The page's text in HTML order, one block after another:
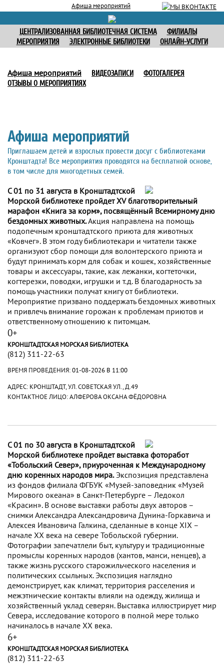
Афиша мероприятий
ЦЕНТРАЛИЗОВАННАЯ БИБЛИОТЕЧНАЯ СИСТЕМА
ФИЛИАЛЫ
МЕРОПРИЯТИЯ
ЭЛЕКТРОННЫЕ БИБЛИОТЕКИ ОНЛАЙН-УСЛУГИ
Афиша мероприятий ВИДЕОЗАПИСИ
ФОТОГАЛЕРЕЯ
ОТЗЫВЫ О МЕРОПРИЯТИЯХ
Афиша мероприятий
Приглашаем детей и взрослых провести досуг с библиотеками
Кронштадта! Все мероприятия проводятся на бесплатной основе,
в том числе для многодетных семей.
С 01 по 31 августа в Кронштадтской
Морской библиотеке пройдет XV благотворительный
марафон «Книга за корм», посвящённый Всемирному дню
бездомных животных.Акция направлена на помощь
подопечным кронштадтского приюта для животных
«Ковчег». В этом году библиотекари и читатели также
организуют сбор помощи для волонтерского приюта и
будут принимать корм для собак и кошек, хозяйственные
товары и аксессуары, такие, как лежанки, когтеточки,
когтерезки, поводки, игрушки и т.д. В благодарность за
помощь участники получат книгу от библиотеки.
Мероприятие призвано поддержать бездомных животных
и привлечь внимание горожан к проблемам приютов и
ответственному отношению к питомцам.
0+
КРОНШТАДТСКАЯ МОРСКАЯ БИБЛИОТЕКА
(812) 311-22-63
ВРЕМЯ ПРОВЕДЕНИЯ:01-08-2026 В 11:00
АДРЕС: КРОНШТАДТ, УЛ. СОВЕТСКАЯ УЛ., Д.49
КОНТАКТНОЕ ЛИЦО: АЛФЕРОВА ОКСАНА ФЁДОРОВНА
С 01 по 30 августа в Кронштадтской
Морской библиотеке пройдет выставка фоторабот
«Тобольский Север», приуроченная к Международному
дню коренных народов мира.Экспозиция представлена
из фондов филиала ФГБУК «Музей-заповедник «Музей
Мирового океана» в Санкт-Петербурге – Ледокол
«Красин». В основе выставки работы двух авторов –
снимки Александра Александровича Дунина-Горкавича и
Алексея Ивановича Галкина, сделанные в конце XIX –
начале XX века на севере Тобольской губернии.
Фотографии запечатлели быт, культуру и традиционные
промыслы коренных народов (хантов, манси, ненцев), а
также жизнь русского старожильческого населения и
политических ссыльных. Экспозиция наглядно
демонстрирует, как климат, территория расселения и
межэтнические контакты влияли на одежду, жилища и
хозяйственный уклад северян. Выставка иллюстрирует мир
Севера, исследование которого в полной мере только
начиналось в начале XX века.
6+
КРОНШТАДТСКАЯ МОРСКАЯ БИБЛИОТЕКА
(812) 311-22-63